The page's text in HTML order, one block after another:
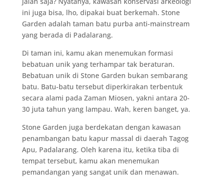
ini juga bisa, lho, dipakai buat berkemah. Stone
Garden adalah taman batu purba anti-mainstream
yang berada di Padalarang.
Di taman ini, kamu akan menemukan formasi
bebatuan unik yang terhampar tak beraturan.
Bebatuan unik di Stone Garden bukan sembarang
batu. Batu-batu tersebut diperkirakan terbentuk
secara alami pada Zaman Miosen, yakni antara 20-
30 juta tahun yang lampau. Wah, keren banget, ya.
Stone Garden juga berdekatan dengan kawasan
penambangan batu kapur massal di daerah Tagog
Apu, Padalarang. Oleh karena itu, ketika tiba di
tempat tersebut, kamu akan menemukan
pemandangan yang sangat unik dan menawan.